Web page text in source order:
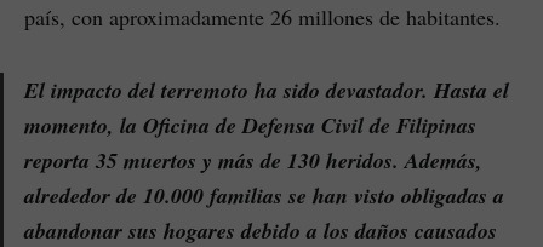
país, con aproximadamente 26 millones de habitantes.
El impacto del terremoto ha sido devastador. Hasta el
momento, la Oficina de Defensa Civil de Filipinas
reporta 35 muertos y más de 130 heridos. Además,
alrededor de 10.000 familias se han visto obligadas a
abandonar sus hogares debido a los daños causados